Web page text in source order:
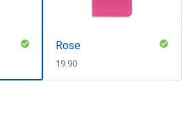
Rose
CHF
19.90